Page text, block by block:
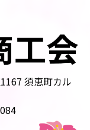
須恵町カル